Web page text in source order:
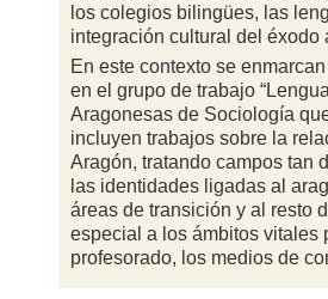
los colegios bilingües, las
integración cultural del éxodo
En este contexto se
en el grupo de trabajo
Aragonesas de Sociología
incluyen trabajos sobre la
Aragón, tratando campos tan
las identidades ligadas al
áreas de transición y al resto
especial a los ámbitos vitales
profesorado, los medios de